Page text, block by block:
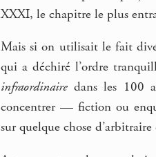
XXXI, le chapitre le plus
Mais si on utilisait le fait
qui a déchiré l’ordre
infraordinaire dans les 100
concentrer — fiction ou
sur quelque chose